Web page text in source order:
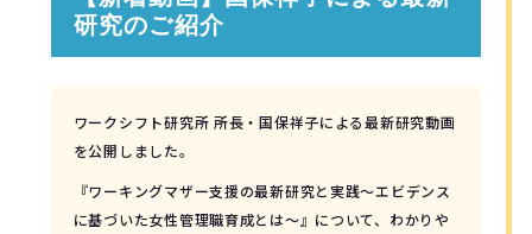
研究のご紹介
ワークシフト研究所 所長・国保祥子による最新研究動画
を公開しました。
『ワーキングマザー支援の最新研究と実践〜エビデンス
に基づいた女性管理職育成とは〜』について、わかりや